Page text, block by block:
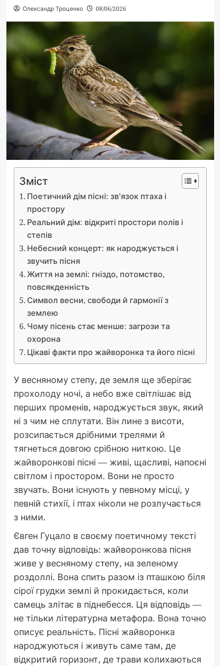
Олександр Троценко 08/06/2026
Зміст
Поетичний дім пісні: зв’язок птаха і
простору
Реальний дім: відкриті простори полів і
степів
Небесний концерт: як народжується і
звучить пісня
Життя на землі: гніздо, потомство,
повсякденність
Символ весни, свободи й гармонії з
землею
Чому пісень стає менше: загрози та
охорона
Цікаві факти про жайворонка та його пісні
У весняному степу, де земля ще зберігає
прохолоду ночі, а небо вже світлішає від
перших променів, народжується звук, який
ні з чим не сплутати. Він лине з висоти,
розсипається дрібними трелями й
тягнеться довгою срібною ниткою. Це
жайворонкові пісні — живі, щасливі, напоєні
світлом і простором. Вони не просто
звучать. Вони існують у певному місці, у
певній стихії, і птах ніколи не розлучається
з ними.
Євген Гуцало в своєму поетичному тексті
дав точну відповідь: жайворонкова пісня
живе у весняному степу, на зеленому
роздоллі. Вона спить разом із пташкою біля
сірої грудки землі й прокидається, коли
самець злітає в піднебесся. Ця відповідь —
не тільки літературна метафора. Вона точно
описує реальність. Пісні жайворонка
народжуються і живуть саме там, де
відкритий горизонт, де трави колихаються